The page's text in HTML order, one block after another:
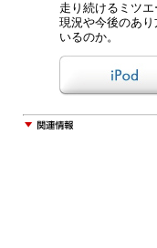
走り続けるミツ
現況や今後のあ
いるのか。